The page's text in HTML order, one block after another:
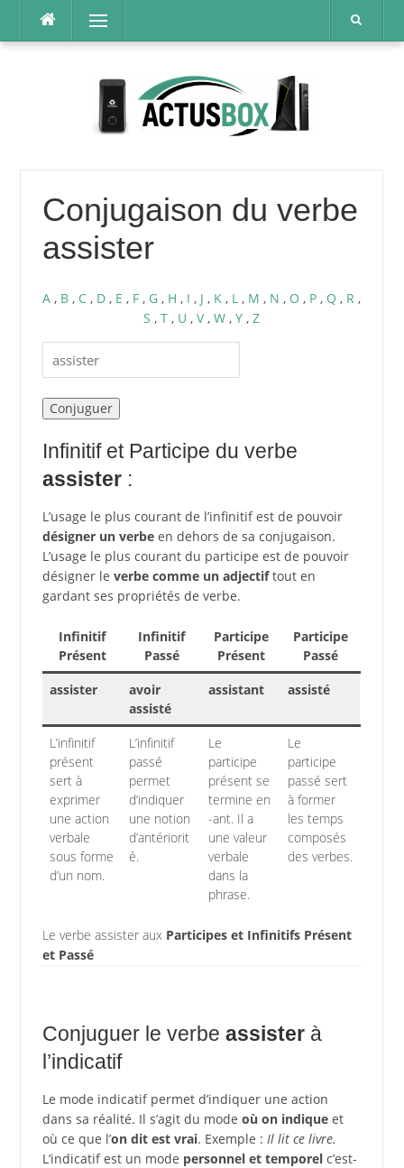
contenu
Menu
Conjugaison du verbe
assister
A , B , C , D , E , F , G , H , I , J , K , L , M , N , O , P , Q , R ,
S , T , U , V, W , Y , Z
Infinitif et Participe du verbe
assister:
L’usage le plus courant de l’infinitif est de pouvoir
désigner un verbeen dehors de sa conjugaison.
L’usage le plus courant du participe est de pouvoir
désigner le verbe comme un adjectiftout en
gardant ses propriétés de verbe.
Infinitif
Présent
Infinitif
Passé
Participe
Présent
Participe
Passé
assister
avoir
assisté
assistant assisté
L’infinitif
présent
sert à
exprimer
une action
verbale
sous forme
d’un nom.
L’infinitif
passé
permet
d’indiquer
une notion
d’antériorit
é.
Le
participe
présent se
termine en
-ant. Il a
une valeur
verbale
dans la
phrase.
Le
participe
passé sert
à former
les temps
composés
des verbes.
Le verbe assister aux Participes et Infinitifs Présent
et Passé
Conjuguer le verbe assisterà
l’indicatif
Le mode indicatif permet d’indiquer une action
dans sa réalité. Il s’agit du mode où on indiqueet
où ce que l’on dit est vrai. Exemple : Il lit ce livre.
L’indicatif est un mode personnel et temporelc’est-